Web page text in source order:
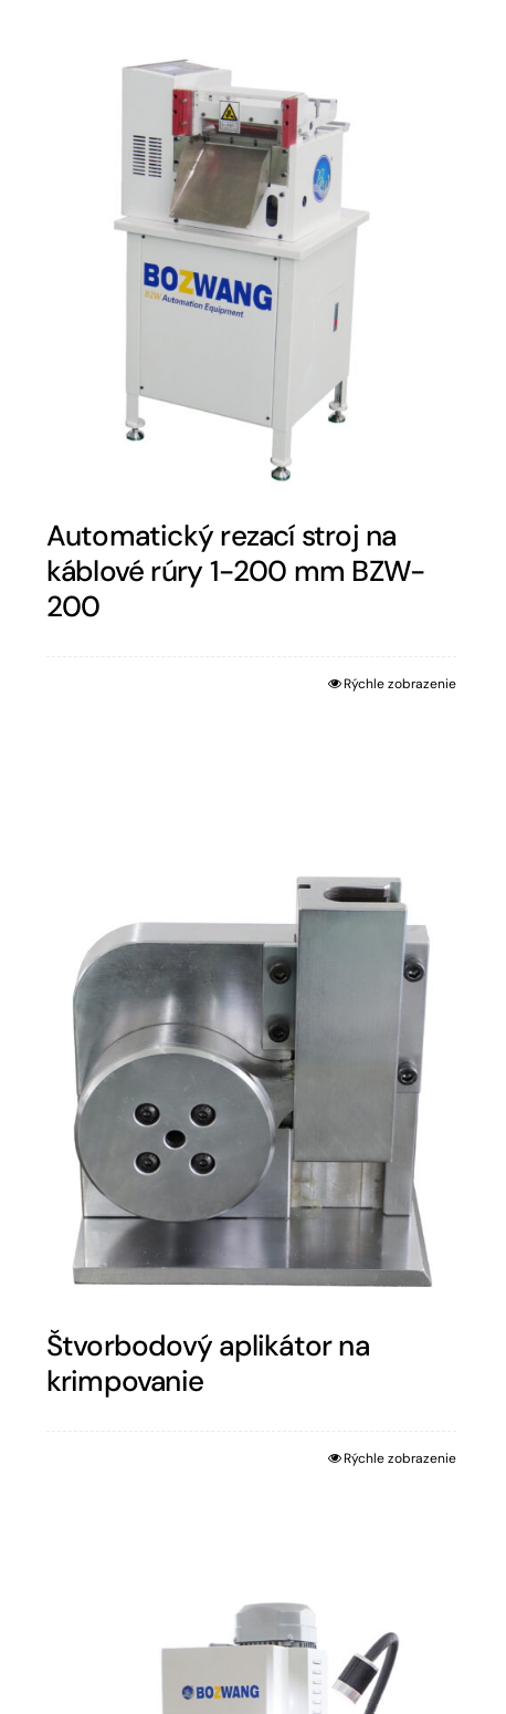
Automatický rezací stroj na
káblové rúry 1-200 mm BZW-
200
Rýchle zobrazenie
Štvorbodový aplikátor na
krimpovanie
Rýchle zobrazenie